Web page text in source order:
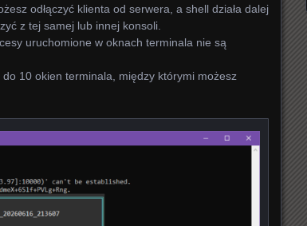
odłączyć klienta od serwera, a shell działa dalej
z tej samej lub innej konsoli.
uruchomione w oknach terminala nie są
do 10 okien terminala, między którymi możesz